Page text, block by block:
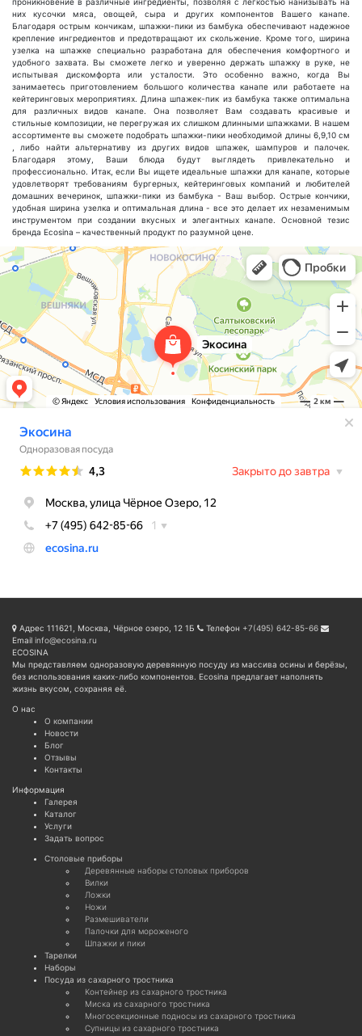
них кусочки мяса, овощей, сыра и других компонентов Вашего канапе.
Благодаря острым кончикам, шпажки-пики из бамбука обеспечивают надежное
крепление ингредиентов и предотвращают их скольжение. Кроме того, ширина
узелка на шпажке специально разработана для обеспечения комфортного и
удобного захвата. Вы сможете легко и уверенно держать шпажку в руке, не
испытывая дискомфорта или усталости. Это особенно важно, когда Вы
занимаетесь приготовлением большого количества канапе или работаете на
кейтеринговых мероприятиях. Длина шпажек-пик из бамбука также оптимальна
для различных видов канапе. Она позволяет Вам создавать красивые и
стильные композиции, не перегружая их слишком длинными шпажками. В нашем
ассортименте вы сможете подобрать шпажки-пики необходимой длины 6,9,10 см
, либо найти альтернативу из других видов шпажек, шампуров и палочек.
Благодаря этому, Ваши блюда будут выглядеть привлекательно и
профессионально. Итак, если Вы ищете идеальные шпажки для канапе, которые
удовлетворят требованиям бургерных, кейтеринговых компаний и любителей
домашних вечеринок, шпажки-пики из бамбука - Ваш выбор. Острые кончики,
удобная ширина узелка и оптимальная длина - все это делает их незаменимым
инструментом при создании вкусных и элегантных канапе. Основной тезис
бренда Ecosina – качественный продукт по разумной цене.
Адрес 111621, Москва, Чёрное озеро, 12 1Б Телефон +7(495) 642-85-66
Email info@ecosina.ru
ECOSINA
Мы представляем одноразовую деревянную посуду из массива осины и берёзы,
без использования каких-либо компонентов. Ecosina предлагает наполнять
жизнь вкусом, сохраняя её.
О нас
О компании
Новости
Блог
Отзывы
Контакты
Информация
Галерея
Каталог
Услуги
Задать вопрос
Cтоловые приборы
Деревянные наборы столовых приборов
Вилки
Ложки
Ножи
Размешиватели
Палочки для мороженого
Шпажки и пики
Тарелки
Наборы
Посуда из сахарного тростника
Контейнер из сахарного тростника
Миска из сахарного тростника
Многосекционные подносы из сахарного тростника
Супницы из сахарного тростника